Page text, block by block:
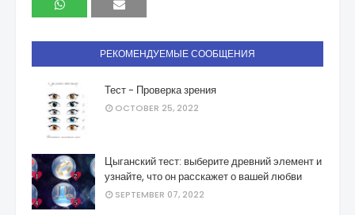
РЕКОМЕНДУЕМЫЕ СООБЩЕНИЯ
Тест - Проверка зрения
OCTOBER 25, 2022
Цыганский тест: выберите древний элемент и
узнайте, что он расскажет о вашей любви
SEPTEMBER 07, 2022